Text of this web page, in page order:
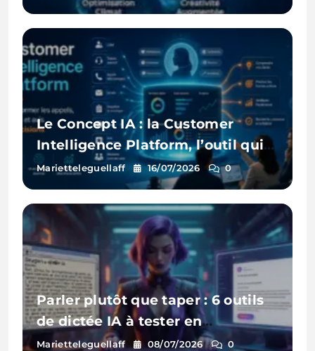
Le Concept IA : la Customer
Intelligence Platform, l’outil qui
écoute enfin tous vos clients
Marietteleguellaff 16/07/2026 0
Parler plutôt que taper : 6 outils
de dictée IA à tester en
entreprise
Marietteleguellaff 08/07/2026 0